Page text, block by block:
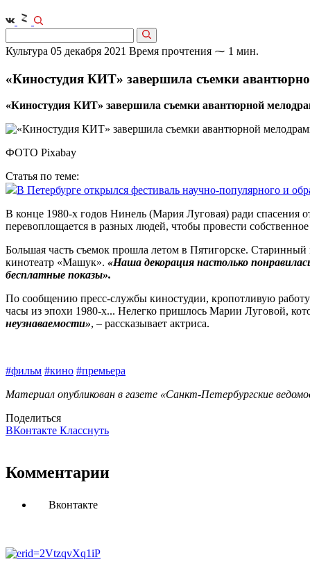
Культура 05 декабря 2021 Время прочтения ⁓ 1 мин.
«Киностудия КИТ» завершила съемки
«Киностудия КИТ» завершила съемки авантюрной
ФОТО Pixabay
Статья по теме:
В Петербурге открылся фестиваль научно-популярного и
В конце 1980-х годов Нинель (Мария Луговая) ради спасения
перевоплощается в разных людей, чтобы провести
Большая часть съемок прошла летом в Пятигорске. Старинный
кинотеатр «Машук». «Наша декорация настолько
бесплатные показы».
По сообщению пресс-службы киностудии, кропотливую
часы из эпохи 1980-х... Нелегко пришлось Марии Луговой,
неузнаваемости», – рассказывает актриса.
#фильм #кино #премьера
Материал опубликован в газете «Санкт-Петербургские
Поделиться
ВКонтакте Класснуть
Комментарии
Вконтакте